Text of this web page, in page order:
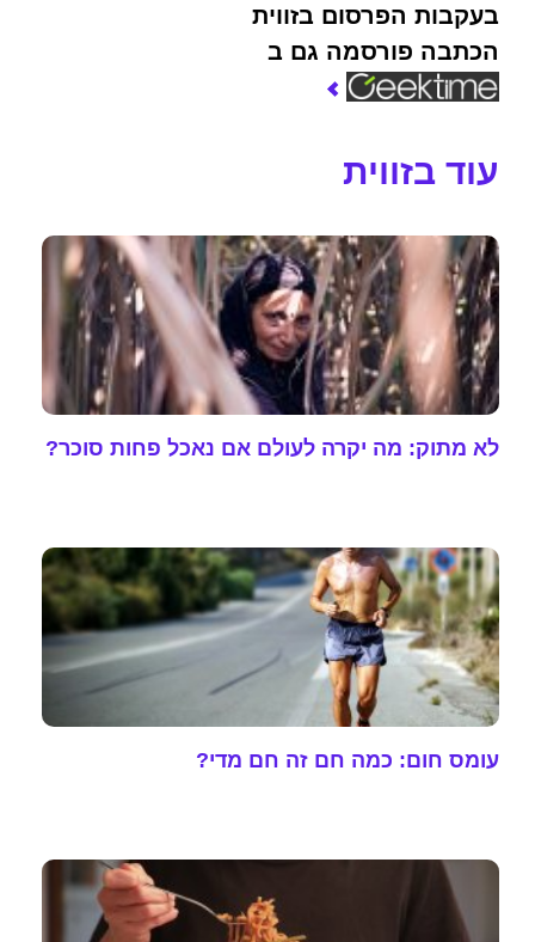
בעקבות הפרסום בזווית
הכתבה פורסמה גם ב
עוד בזווית
לא מתוק: מה יקרה לעולם אם נאכל פחות סוכר?
עומס חום: כמה חם זה חם מדי?